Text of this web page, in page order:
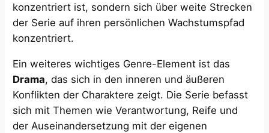
konzentriert ist, sondern sich über weite Strecken
der Serie auf ihren persönlichen Wachstumspfad
konzentriert.
Ein weiteres wichtiges Genre-Element ist das
Drama, das sich in den inneren und äußeren
Konflikten der Charaktere zeigt. Die Serie befasst
sich mit Themen wie Verantwortung, Reife und
der Auseinandersetzung mit der eigenen